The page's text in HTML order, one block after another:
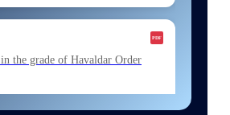
the grade of Havaldar Order